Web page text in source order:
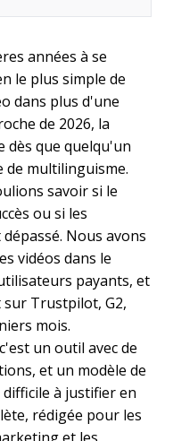
années à se
le plus simple de
dans plus d'une
de 2026, la
dès que quelqu'un
de multilinguisme.
savoir si le
ou si les
Nous avons
vidéos dans le
payants, et
sur Trustpilot, G2,
mois.
un outil avec de
et un modèle de
à justifier en
rédigée pour les